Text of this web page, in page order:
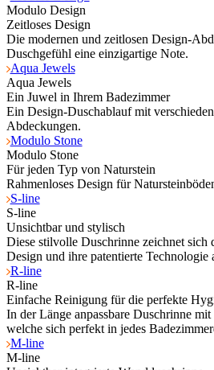
Modulo Design
Zeitloses Design
Die modernen und zeitlosen Design-
Duschgefühl eine einzigartige Note.
Aqua Jewels
Aqua Jewels
Ein Juwel in Ihrem Badezimmer
Ein Design-Duschablauf mit
Abdeckungen.
Modulo Stone
Modulo Stone
Für jeden Typ von Naturstein
Rahmenloses Design für
S-line
S-line
Unsichtbar und stylisch
Diese stilvolle Duschrinne zeichnet sich
Design und ihre patentierte Technologie
R-line
R-line
Einfache Reinigung für die perfekte
In der Länge anpassbare Duschrinne
welche sich perfekt in jedes
M-line
M-line